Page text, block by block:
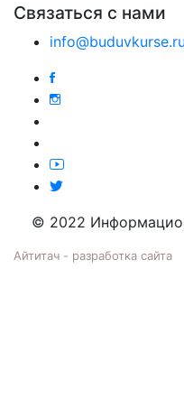
Связаться с нами
info@buduvkurse.ru
© 2022
Айтитач - разработка сайта